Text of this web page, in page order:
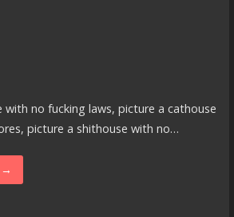
with no fucking laws, picture a cathouse
picture a shithouse with no…
→